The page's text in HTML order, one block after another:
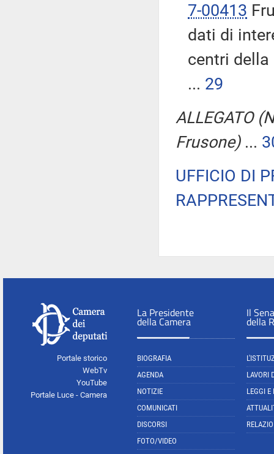
7-00413
dati di
centri
... 29
ALLEGATO
Frusone)...
UFFICIO DI
Portale storico
WebTv
YouTube
Portale Luce - Camera
La Presidente
della Camera
BIOGRAFIA
AGENDA
NOTIZIE
COMUNICATI
DISCORSI
FOTO/VIDEO
Il
della
LAVORI
LEGGI E